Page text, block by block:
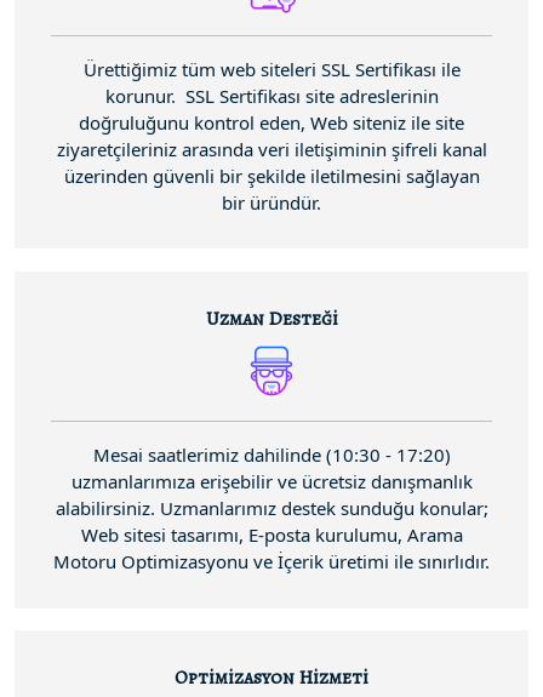
Ürettiğimiz tüm web siteleri SSL Sertifikası ile
korunur. SSL Sertifikası site adreslerinin
doğruluğunu kontrol eden, Web siteniz ile site
ziyaretçileriniz arasında veri iletişiminin şifreli kanal
üzerinden güvenli bir şekilde iletilmesini sağlayan
bir üründür.
Uzman Desteği
Mesai saatlerimiz dahilinde (10:30 - 17:20)
uzmanlarımıza erişebilir ve ücretsiz danışmanlık
alabilirsiniz. Uzmanlarımız destek sunduğu konular;
Web sitesi tasarımı, E-posta kurulumu, Arama
Motoru Optimizasyonu ve İçerik üretimi ile sınırlıdır.
Optimizasyon Hizmeti